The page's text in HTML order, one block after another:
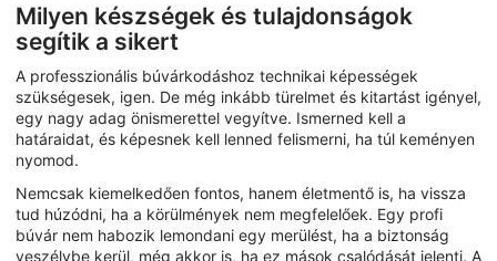
Milyen készségek és tulajdonságok
segítik a sikert
A professzionális búvárkodáshoz technikai képességek
szükségesek, igen. De még inkább türelmet és kitartást igényel,
egy nagy adag önismerettel vegyítve. Ismerned kell a
határaidat, és képesnek kell lenned felismerni, ha túl keményen
nyomod.
Nemcsak kiemelkedően fontos, hanem életmentő is, ha vissza
tud húzódni, ha a körülmények nem megfelelőek. Egy profi
búvár nem habozik lemondani egy merülést, ha a biztonság
veszélybe kerül, még akkor is, ha ez mások csalódását jelenti. A